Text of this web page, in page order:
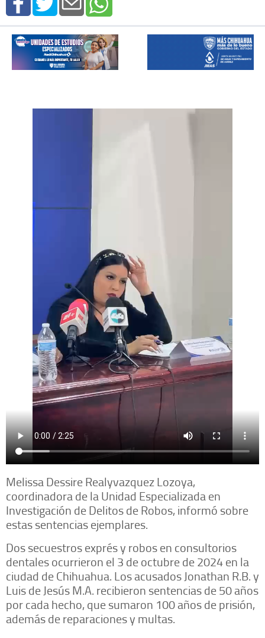
Melissa Dessire Realyvazquez Lozoya,
coordinadora de la Unidad Especializada en
Investigación de Delitos de Robos, informó sobre
estas sentencias ejemplares.
Dos secuestros exprés y robos en consultorios
dentales ocurrieron el 3 de octubre de 2024 en la
ciudad de Chihuahua. Los acusados Jonathan R.B. y
Luis de Jesús M.A. recibieron sentencias de 50 años
por cada hecho, que sumaron 100 años de prisión,
además de reparaciones y multas.